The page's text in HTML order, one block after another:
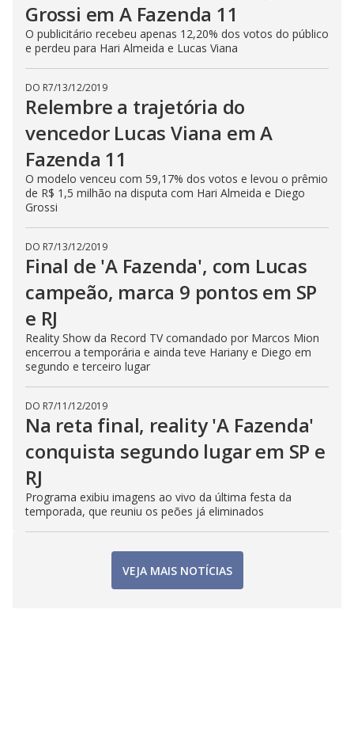
Grossi em A Fazenda 11
O publicitário recebeu apenas 12,20% dos votos do público
e perdeu para Hari Almeida e Lucas Viana
DO R7/13/12/2019
Relembre a trajetória do
vencedor Lucas Viana em A
Fazenda 11
O modelo venceu com 59,17% dos votos e levou o prêmio
de R$ 1,5 milhão na disputa com Hari Almeida e Diego
Grossi
DO R7/13/12/2019
Final de 'A Fazenda', com Lucas
campeão, marca 9 pontos em SP
e RJ
Reality Show da Record TV comandado por Marcos Mion
encerrou a temporária e ainda teve Hariany e Diego em
segundo e terceiro lugar
DO R7/11/12/2019
Na reta final, reality 'A Fazenda'
conquista segundo lugar em SP e
RJ
Programa exibiu imagens ao vivo da última festa da
temporada, que reuniu os peões já eliminados
VEJA MAIS NOTÍCIAS